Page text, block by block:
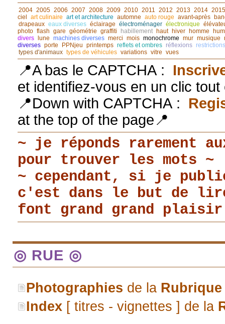
2004 2005 2006 2007 2008 2009 2010 2011 2012 2013 2014 2015
ciel art culinaire art et architecture automne auto rouge avant◦après
drapeaux eaux diverses éclairage électroménager électronique
photo flash gare géométrie graffiti habillement haut hiver homme
divers lune machines diverses merci mois monochrome mur musique
diverses porte PPNjeu printemps reflets et ombres réflexions restrictions
types d'animaux types de véhicules variations vitre vues
📍A bas le CAPTCHA :
et identifiez-vous en un clic
📍Down with CAPTCHA :
at the top of the page📍
~ je réponds rarement
pour trouver les mots ~
~ cependant, si je
c'est dans le but de
font grand grand
◎ RUE ◎
Photographies de la Rubrique
Index [ titres - vignettes ] de la